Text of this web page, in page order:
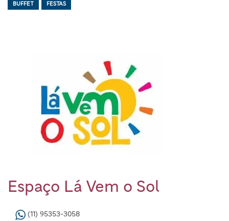
BUFFET FESTAS
Espaço Lá Vem o Sol
(11) 95353-3058